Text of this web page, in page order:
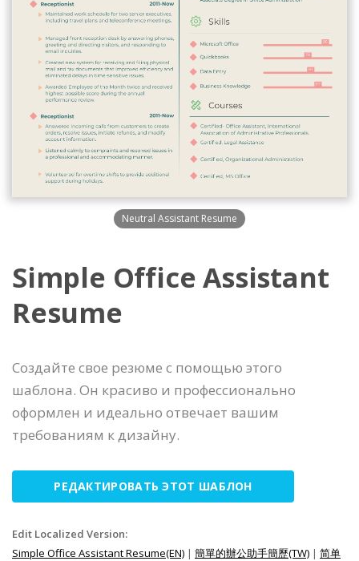
Neutral Assistant Resume
Simple Office Assistant
Resume
Создайте свое резюме с помощью этого
шаблона. Он красиво и профессионально
оформлен и идеально отвечает вашим
требованиям к дизайну.
РЕДАКТИРОВАТЬ ЭТОТ ШАБЛОН
Edit Localized Version:
Simple Office Assistant Resume(EN) | 簡單的辦公助手簡歷(TW) | 简单